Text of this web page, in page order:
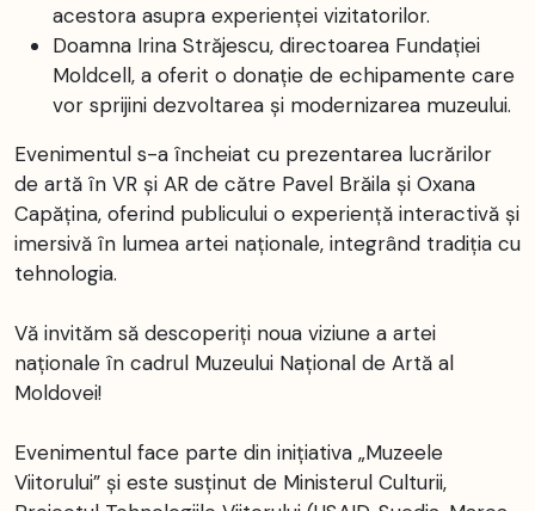
acestora asupra experienței vizitatorilor.
Doamna Irina Străjescu, directoarea Fundației
Moldcell, a oferit o donație de echipamente care
vor sprijini dezvoltarea și modernizarea muzeului.
Evenimentul s-a încheiat cu prezentarea lucrărilor
de artă în VR și AR de către Pavel Brăila și Oxana
Capățina, oferind publicului o experiență interactivă și
imersivă în lumea artei naționale, integrând tradiția cu
tehnologia.
Vă invităm să descoperiți noua viziune a artei
naționale în cadrul Muzeului Național de Artă al
Moldovei!
Evenimentul face parte din inițiativa „Muzeele
Viitorului” și este susținut de Ministerul Culturii,